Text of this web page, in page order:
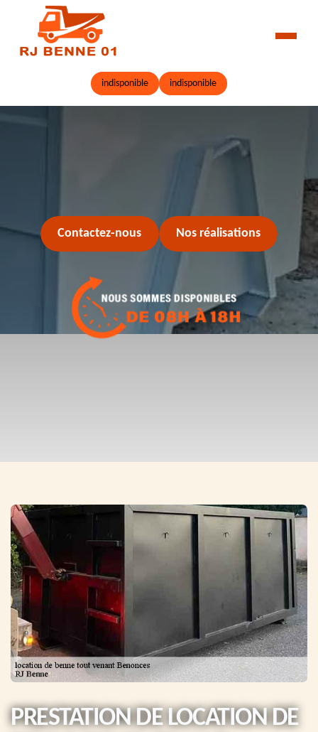
indisponible indisponible
Contactez-nous Nos réalisations
PRESTATION DE LOCATION DE